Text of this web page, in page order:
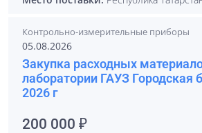
Контрольно-измерительные приборы
05.08.2026
Закупка расходных
лаборатории ГАУЗ Городская
2026 г
200 000 ₽